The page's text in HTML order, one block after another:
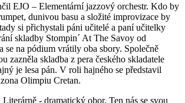
EJO – Elementární jazzový orchestr. Kdo by
dunivou basu a složité improvizace by
si přichystali páni učitelé a paní učitelky
skladby Stompin´ At The Savoy od
se na pódium vrátily oba sbory. Společně
zazněla skladba z pera českého skladatele
je lesa pán. V roli hajného se představil
Olimpiu Cretan.
Literárně - dramatický obor. Ten nás se svou